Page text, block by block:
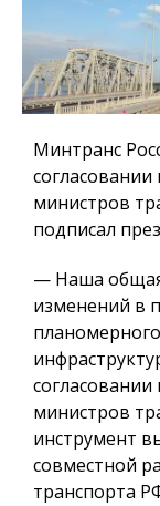
Минтранс
министров
подписал
— Наша
изменений в
министров
инструмент
совместной
транспорта